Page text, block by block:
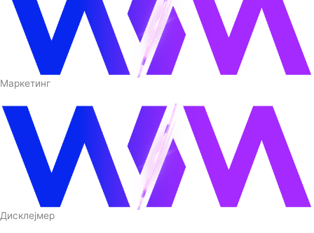
Маркетинг
Дисклејмер